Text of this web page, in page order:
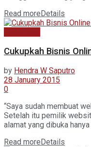
Read more Details
Cukupkah Bisnis
by Hendra W Saputro
28 January 2015
0
“Saya sudah membuat
Setelah itu pemilik
alamat yang dibuka
Read moreDetails